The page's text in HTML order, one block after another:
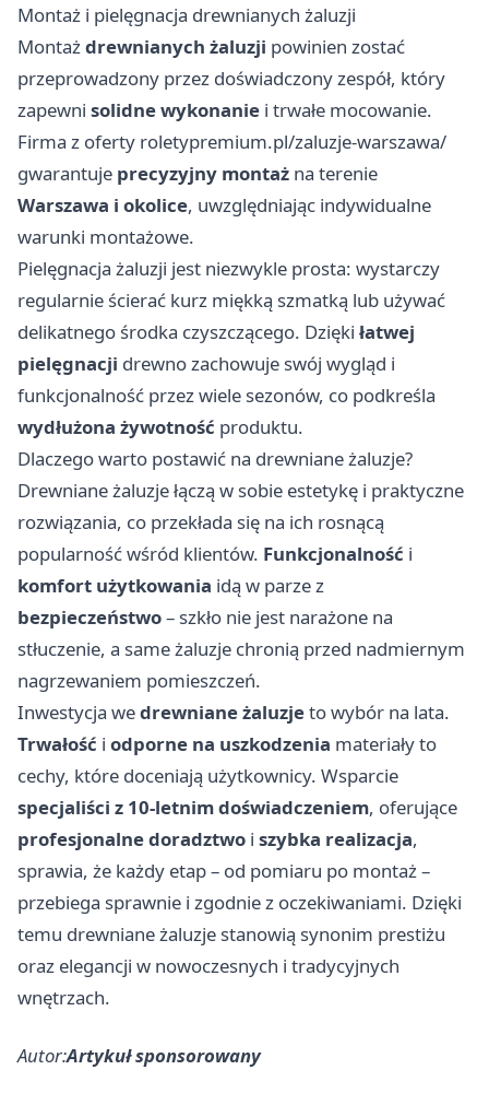
Montaż i pielęgnacja drewnianych żaluzji
Montażdrewnianych żaluzji powinien zostać
przeprowadzony przez doświadczony zespół, który
zapewni solidne wykonanie i trwałe mocowanie.
Firma z oferty roletypremium.pl/zaluzje-warszawa/
gwarantuje precyzyjny montaż na terenie
Warszawa i okolice, uwzględniając indywidualne
warunki montażowe.
Pielęgnacja żaluzji jest niezwykle prosta: wystarczy
regularnie ścierać kurz miękką szmatką lub używać
delikatnego środka czyszczącego. Dzięki łatwej
pielęgnacji drewno zachowuje swój wygląd i
funkcjonalność przez wiele sezonów, co podkreśla
wydłużona żywotność produktu.
Dlaczego warto postawić na drewniane żaluzje?
Drewniane żaluzje łączą w sobie estetykę i praktyczne
rozwiązania, co przekłada się na ich rosnącą
popularność wśród klientów. Funkcjonalność i
komfort użytkowania idą w parze z
bezpieczeństwo– szkło nie jest narażone na
stłuczenie, a same żaluzje chronią przed nadmiernym
nagrzewaniem pomieszczeń.
Inwestycja wedrewniane żaluzjeto wybór na lata.
Trwałość i odporne na uszkodzenia materiały to
cechy, które doceniają użytkownicy. Wsparcie
specjaliści z 10-letnim doświadczeniem, oferujące
profesjonalne doradztwo i szybka realizacja,
sprawia, że każdy etap – od pomiaru po montaż –
przebiega sprawnie i zgodnie z oczekiwaniami. Dzięki
temu drewniane żaluzje stanowią synonim prestiżu
oraz elegancji w nowoczesnych i tradycyjnych
wnętrzach.
Autor:Artykuł sponsorowany